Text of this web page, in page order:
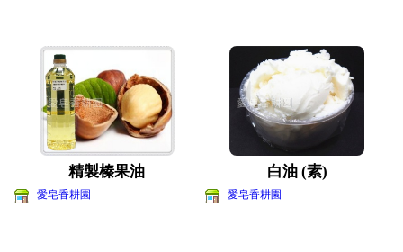
精製榛果油
愛皂香耕園
白油 (素)
愛皂香耕園